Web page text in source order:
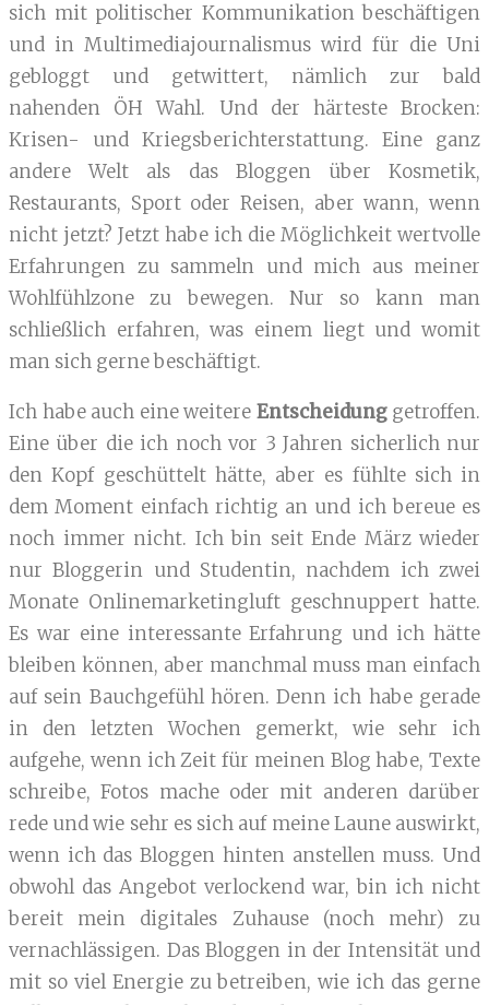
sich mit politischer Kommunikation beschäftigen
und in Multimediajournalismus wird für die Uni
gebloggt und getwittert, nämlich zur bald
nahenden ÖH Wahl. Und der härteste Brocken:
Krisen- und Kriegsberichterstattung. Eine ganz
andere Welt als das Bloggen über Kosmetik,
Restaurants, Sport oder Reisen, aber wann, wenn
nicht jetzt? Jetzt habe ich die Möglichkeit wertvolle
Erfahrungen zu sammeln und mich aus meiner
Wohlfühlzone zu bewegen. Nur so kann man
schließlich erfahren, was einem liegt und womit
man sich gerne beschäftigt.
Ich habe auch eine weitere Entscheidunggetroffen.
Eine über die ich noch vor 3 Jahren sicherlich nur
den Kopf geschüttelt hätte, aber es fühlte sich in
dem Moment einfach richtig an und ich bereue es
noch immer nicht. Ich bin seit Ende März wieder
nur Bloggerin und Studentin, nachdem ich zwei
Monate Onlinemarketingluft geschnuppert hatte.
Es war eine interessante Erfahrung und ich hätte
bleiben können, aber manchmal muss man einfach
auf sein Bauchgefühl hören. Denn ich habe gerade
in den letzten Wochen gemerkt, wie sehr ich
aufgehe, wenn ich Zeit für meinen Blog habe, Texte
schreibe, Fotos mache oder mit anderen darüber
rede und wie sehr es sich auf meine Laune auswirkt,
wenn ich das Bloggen hinten anstellen muss. Und
obwohl das Angebot verlockend war, bin ich nicht
bereit mein digitales Zuhause (noch mehr) zu
vernachlässigen. Das Bloggen in der Intensität und
mit so viel Energie zu betreiben, wie ich das gerne